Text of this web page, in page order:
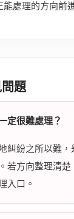
處理的方向前
題
定很難處理？
糾紛之所以難，
若方向整理清楚
入口。